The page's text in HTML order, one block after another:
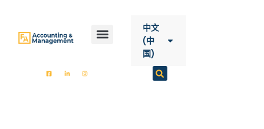
中文
(中
国)